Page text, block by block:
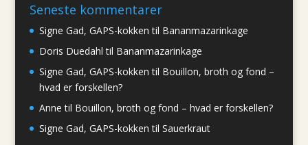
Seneste kommentarer
Signe Gad, GAPS-kokken til Bananmazarinkage
Doris Duedahl til Bananmazarinkage
Signe Gad, GAPS-kokken til Bouillon, broth og fond –
hvad er forskellen?
Anne til Bouillon, broth og fond – hvad er forskellen?
Signe Gad, GAPS-kokken til Sauerkraut